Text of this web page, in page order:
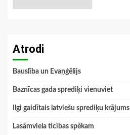
Atrodi
Bauslība un Evaņģēlijs
Baznīcas gada sprediķi vienuviet
Ilgi gaidītais latviešu sprediķu krājums
Lasāmviela ticības spēkam